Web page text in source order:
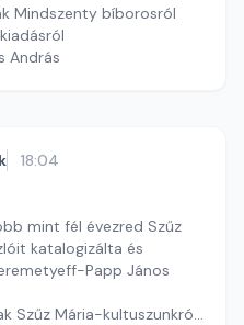
Mindszenty bíborosról
András
18:04
mint fél évezred Szűz
katalogizálta és
Papp János
Szűz Mária-kultuszunkról,